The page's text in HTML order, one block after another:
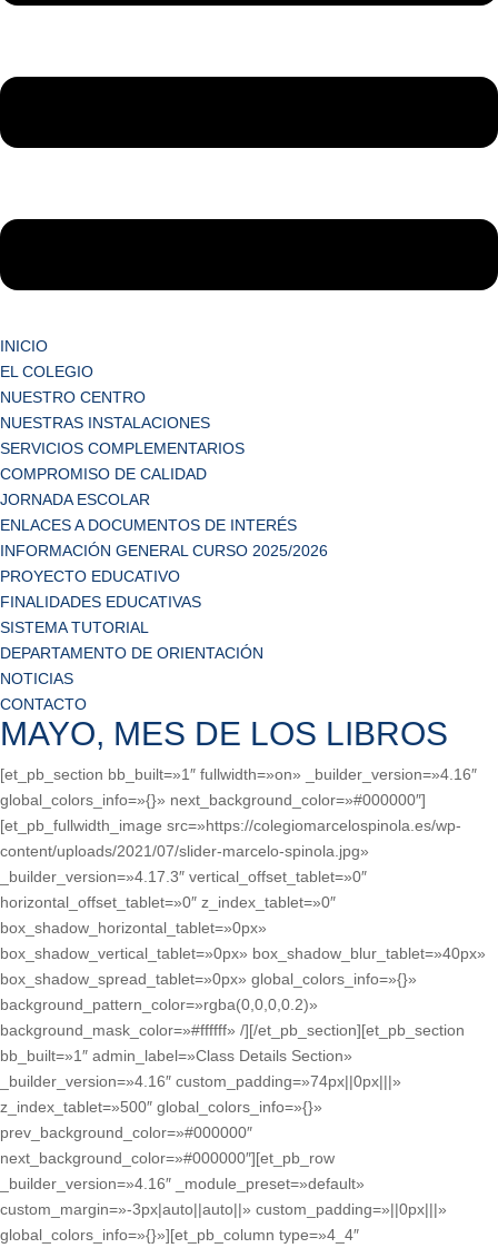
INICIO
EL COLEGIO
NUESTRO CENTRO
NUESTRAS INSTALACIONES
SERVICIOS COMPLEMENTARIOS
COMPROMISO DE CALIDAD
JORNADA ESCOLAR
ENLACES A DOCUMENTOS DE INTERÉS
INFORMACIÓN GENERAL CURSO 2025/2026
PROYECTO EDUCATIVO
FINALIDADES EDUCATIVAS
SISTEMA TUTORIAL
DEPARTAMENTO DE ORIENTACIÓN
NOTICIAS
CONTACTO
MAYO, MES DE LOS LIBROS
[et_pb_section bb_built=»1″ fullwidth=»on» _builder_version=»4.16″
global_colors_info=»{}» next_background_color=»#000000″]
[et_pb_fullwidth_image src=»https://colegiomarcelospinola.es/wp-
content/uploads/2021/07/slider-marcelo-spinola.jpg»
_builder_version=»4.17.3″ vertical_offset_tablet=»0″
horizontal_offset_tablet=»0″ z_index_tablet=»0″
box_shadow_horizontal_tablet=»0px»
box_shadow_vertical_tablet=»0px» box_shadow_blur_tablet=»40px»
box_shadow_spread_tablet=»0px» global_colors_info=»{}»
background_pattern_color=»rgba(0,0,0,0.2)»
background_mask_color=»#ffffff» /][/et_pb_section][et_pb_section
bb_built=»1″ admin_label=»Class Details Section»
_builder_version=»4.16″ custom_padding=»74px||0px|||»
z_index_tablet=»500″ global_colors_info=»{}»
prev_background_color=»#000000″
next_background_color=»#000000″][et_pb_row
_builder_version=»4.16″ _module_preset=»default»
custom_margin=»-3px|auto||auto||» custom_padding=»||0px|||»
global_colors_info=»{}»][et_pb_column type=»4_4″